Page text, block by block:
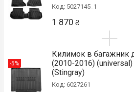
Код: 5027145_1
1 870 ₴
-5%
Килимок в багажник
(2010-2016)
(Stingray)
Код: 6027261